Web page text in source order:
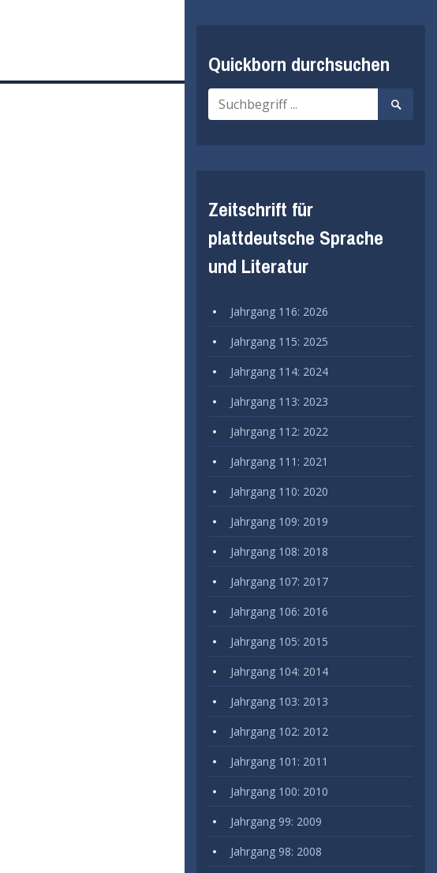
Quickborn durchsuchen
Suche
nach:
Suche
starten
Zeitschrift für
plattdeutsche Sprache
und Literatur
Jahrgang 116: 2026
Jahrgang 115: 2025
Jahrgang 114: 2024
Jahrgang 113: 2023
Jahrgang 112: 2022
Jahrgang 111: 2021
Jahrgang 110: 2020
Jahrgang 109: 2019
Jahrgang 108: 2018
Jahrgang 107: 2017
Jahrgang 106: 2016
Jahrgang 105: 2015
Jahrgang 104: 2014
Jahrgang 103: 2013
Jahrgang 102: 2012
Jahrgang 101: 2011
Jahrgang 100: 2010
Jahrgang 99: 2009
Jahrgang 98: 2008